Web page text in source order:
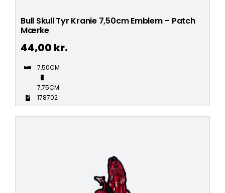
Bull Skull Tyr Kranie 7,50cm Emblem – Patch
Mærke
44,00 kr.
7,50CM
7,75CM
178702